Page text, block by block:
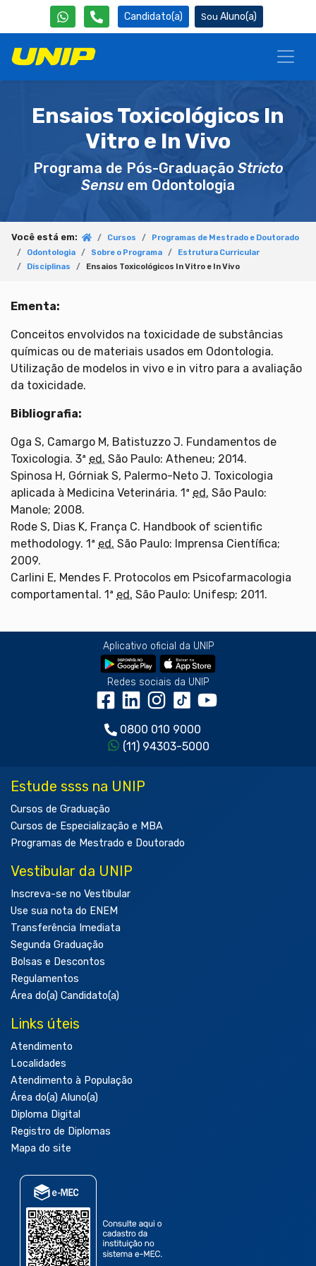
Candidato(a) Aluno(a)
Ensaios Toxicológicos In
Vitro e In Vivo
Programa de Pós-Graduação Stricto
Sensu em Odontologia
Você está em: Cursos
Programas de Mestrado e Doutorado
Odontologia
Sobre o Programa
Estrutura Curricular
Disciplinas
Ensaios Toxicológicos In Vitro e In Vivo
Ementa:
Conceitos envolvidos na toxicidade de substâncias
químicas ou de materiais usados em Odontologia.
Utilização de modelos in vivo e in vitro para a avaliação
da toxicidade.
Bibliografia:
Oga S, Camargo M, Batistuzzo J. Fundamentos de
Toxicologia. 3ª ed. São Paulo: Atheneu; 2014.
Spinosa H, Górniak S, Palermo-Neto J. Toxicologia
aplicada à Medicina Veterinária. 1ª ed. São Paulo:
Manole; 2008.
Rode S, Dias K, França C. Handbook of scientific
methodology. 1ª ed. São Paulo: Imprensa Científica;
2009.
Carlini E, Mendes F. Protocolos em Psicofarmacologia
comportamental. 1ª ed. São Paulo: Unifesp; 2011.
Aplicativo oficial da UNIP
Redes sociais da UNIP
0800 010 9000
(11) 94303-5000
Estude ssss na UNIP
Cursos de Graduação
Cursos de Especialização e MBA
Programas de Mestrado e Doutorado
Vestibular da UNIP
Inscreva-se no Vestibular
Use sua nota do ENEM
Transferência Imediata
Segunda Graduação
Bolsas e Descontos
Regulamentos
Área do(a) Candidato(a)
Links úteis
Atendimento
Localidades
Atendimento à População
Área do(a) Aluno(a)
Diploma Digital
Registro de Diplomas
Mapa do site